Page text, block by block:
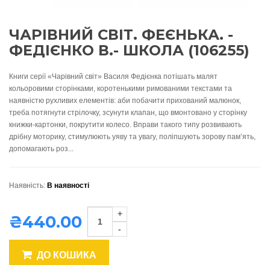
ЧАРІВНИЙ СВІТ. ФЕЄНЬКА. -
ФЕДІЄНКО В.- ШКОЛА (106255)
Книги серії «Чарівний світ» Василя Федієнка потішать малят
кольоровими сторінками, коротенькими римованими текстами та
наявністю рухливих елементів: аби побачити прихований малюнок,
треба потягнути стрілочку, зсунути клапан, що вмонтовано у сторінку
книжки-картонки, покрутити колесо. Вправи такого типу розвивають
дрібну моторику, стимулюють уяву та увагу, поліпшують зорову пам’ять,
допомагають роз...
Наявність: В наявності
₴440.00
ДО КОШИКА